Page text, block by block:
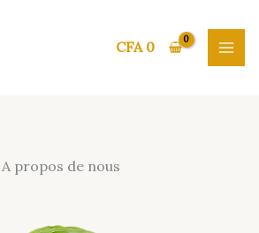
CFA0
A propos de nous